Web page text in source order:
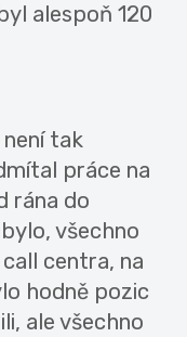
alespoň 120
tak
práce na
rána do
všechno
centra, na
hodně pozic
ale všechno